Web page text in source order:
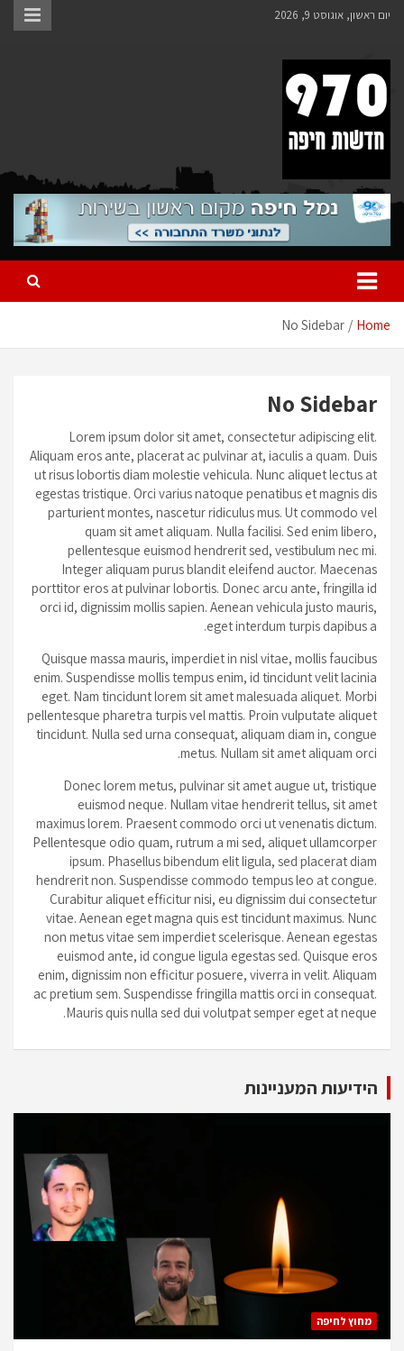
Skipיום ראשון, אוגוסט 9, 2026
970 חדשות חיפה
970 חדשות חיפה
Home
No Sidebar
No Sidebar
Lorem ipsum dolor sit amet, consectetur adipiscing elit.
Aliquam eros ante, placerat ac pulvinar at, iaculis a quam. Duis
ut risus lobortis diam molestie vehicula. Nunc aliquet lectus at
egestas tristique. Orci varius natoque penatibus et magnis dis
parturient montes, nascetur ridiculus mus. Ut commodo vel
quam sit amet aliquam. Nulla facilisi. Sed enim libero,
pellentesque euismod hendrerit sed, vestibulum nec mi.
Integer aliquam purus blandit eleifend auctor. Maecenas
porttitor eros at pulvinar lobortis. Donec arcu ante, fringilla id
orci id, dignissim mollis sapien. Aenean vehicula justo mauris,
eget interdum turpis dapibus a.
Quisque massa mauris, imperdiet in nisl vitae, mollis faucibus
enim. Suspendisse mollis tempus enim, id tincidunt velit lacinia
eget. Nam tincidunt lorem sit amet malesuada aliquet. Morbi
pellentesque pharetra turpis vel mattis. Proin vulputate aliquet
tincidunt. Nulla sed urna consequat, aliquam diam in, congue
metus. Nullam sit amet aliquam orci.
Donec lorem metus, pulvinar sit amet augue ut, tristique
euismod neque. Nullam vitae hendrerit tellus, sit amet
maximus lorem. Praesent commodo orci ut venenatis dictum.
Pellentesque odio quam, rutrum a mi sed, aliquet ullamcorper
ipsum. Phasellus bibendum elit ligula, sed placerat diam
hendrerit non. Suspendisse commodo tempus leo at congue.
Curabitur aliquet efficitur nisi, eu dignissim dui consectetur
vitae. Aenean eget magna quis est tincidunt maximus. Nunc
non metus vitae sem imperdiet scelerisque. Aenean egestas
euismod ante, id congue ligula egestas sed. Quisque eros
enim, dignissim non efficitur posuere, viverra in velit. Aliquam
ac pretium sem. Suspendisse fringilla mattis orci in consequat.
Mauris quis nulla sed dui volutpat semper eget at neque.
הידיעות המעניינות
מחוץ לחיפה